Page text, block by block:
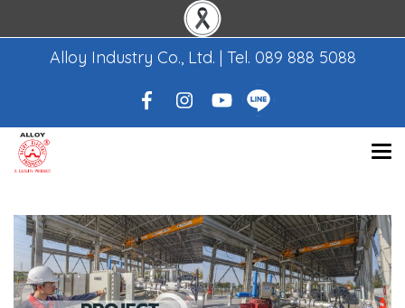
Alloy Industry Co., Ltd. | Tel. 089 888 5088